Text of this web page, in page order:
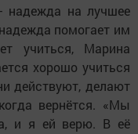
надежда на лучшее
помогает им
учиться, Марина
хорошо учиться
действуют, делают
вернётся. «Мы
и я ей верю. В её